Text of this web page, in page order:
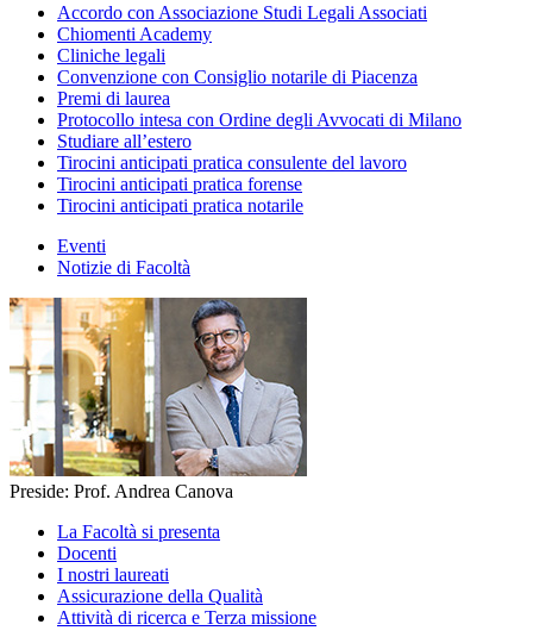
Accordo con Associazione Studi Legali Associati
Chiomenti Academy
Cliniche legali
Convenzione con Consiglio notarile di Piacenza
Premi di laurea
Protocollo intesa con Ordine degli Avvocati di Milano
Studiare all’estero
Tirocini anticipati pratica consulente del lavoro
Tirocini anticipati pratica forense
Tirocini anticipati pratica notarile
Eventi
Notizie di Facoltà
Preside: Prof. Andrea Canova
La Facoltà si presenta
Docenti
I nostri laureati
Assicurazione della Qualità
Attività di ricerca e Terza missione